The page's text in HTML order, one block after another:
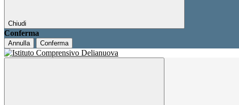
Chiudi
Conferma
Annulla Conferma